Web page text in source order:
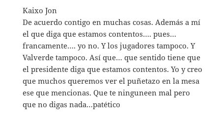
Kaixo Jon
De acuerdo contigo en muchas cosas. Además a mí
el que diga que estamos contentos…. pues…
francamente…. yo no. Y los jugadores tampoco. Y
Valverde tampoco. Así que… que sentido tiene que
el presidente diga que estamos contentos. Yo y creo
que muchos queremos ver el puñetazo en la mesa
ese que mencionas. Que te ninguneen mal pero
que no digas nada…patético